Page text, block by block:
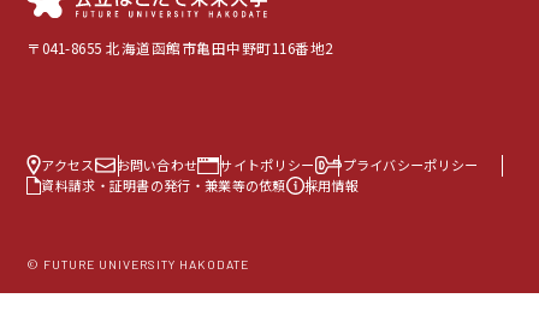
〒041-8655 北海道函館市亀田中野町116番地2
アクセス お問い合わせ サイトポリシー
プライバシーポリシー
資料請求・証明書の発行・兼業等の依頼
採用情報
© FUTURE UNIVERSITY HAKODATE